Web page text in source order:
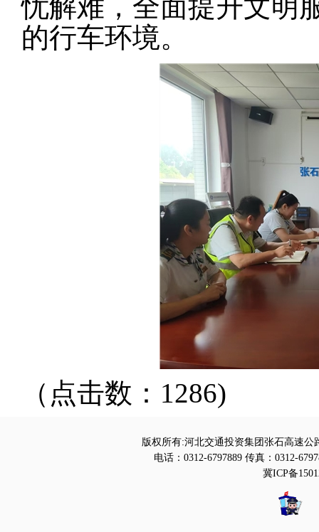
忧解难，全面提升文明
的行车环境。
（点击数：1286)
版权所有:河北交通投资集团张石高速公
电话：0312-6797889 传真：0312-
冀ICP备